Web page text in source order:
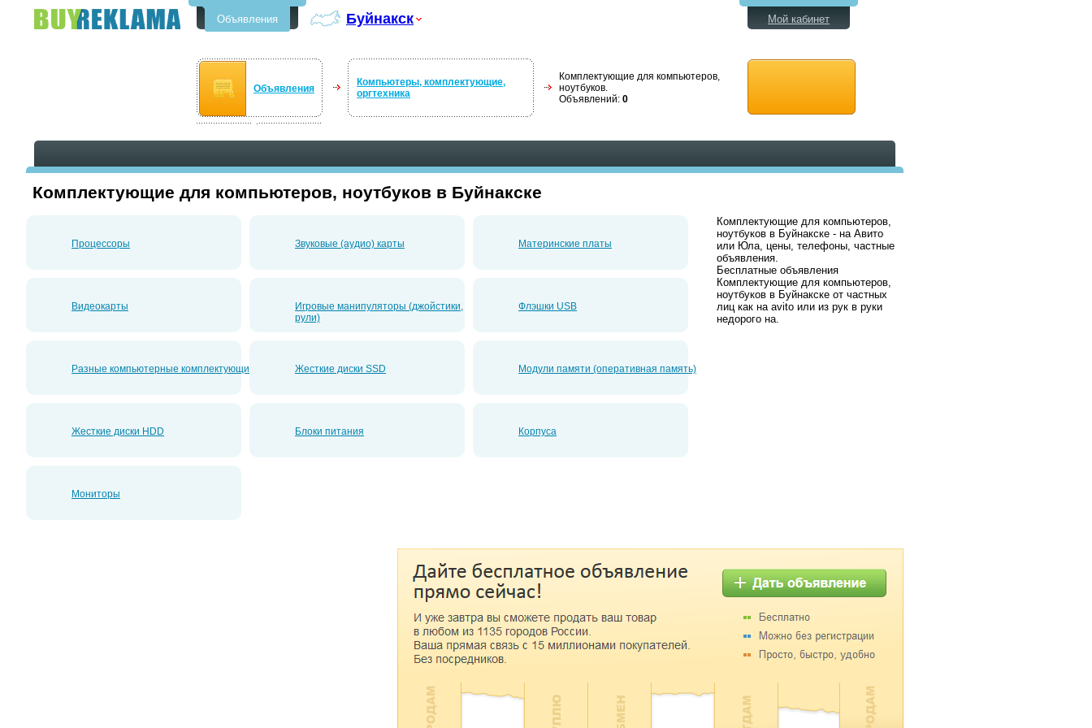
Объявления Буйнакск
Объявления
Компьютеры, комплектующие,
оргтехника
Комплектующие для компьютеров,
ноутбуков.
Объявлений: 0
Мой кабинет
Комплектующие для компьютеров, ноутбуков в Буйнакске
Процессоры Звуковые (аудио) карты Материнские платы
Видеокарты
Игровые манипуляторы (джойстики,
рули)
Флэшки USB
Разные компьютерные комплектующие Жесткие диски SSD Модули памяти (оперативная память)
Жесткие диски HDD Блоки питания Корпуса
Мониторы
Комплектующие для компьютеров,
ноутбуков в Буйнакске - на Авито
или Юла, цены, телефоны, частные
объявления.
Бесплатные объявления
Комплектующие для компьютеров,
ноутбуков в Буйнакске от частных
лиц как на avito или из рук в руки
недорого на.